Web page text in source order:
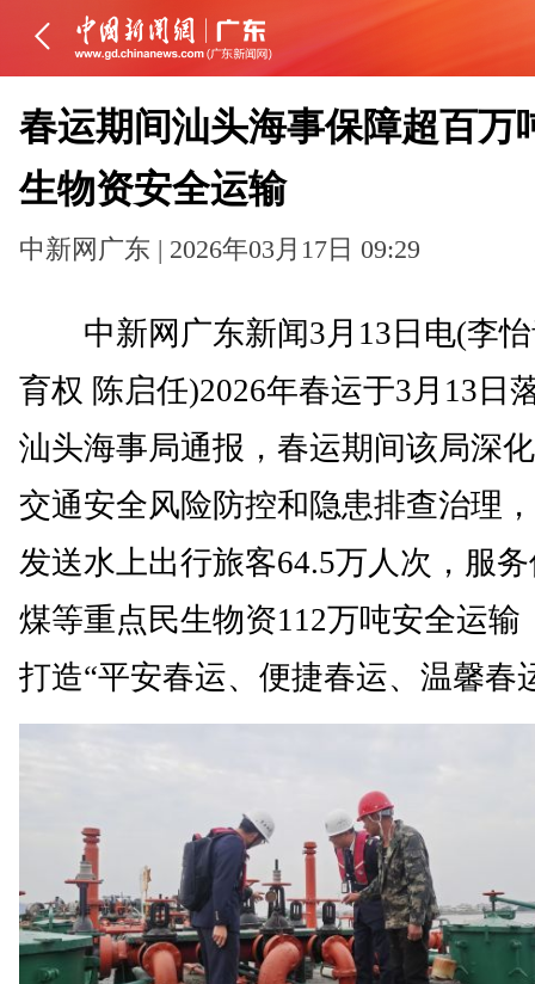
春运期间汕头海事保障超百万
生物资安全运输
中新网广东 | 2026年03月17日 09:29
中新网广东新闻3月13日电(李怡
育权 陈启任)2026年春运于3月13日
汕头海事局通报，春运期间该局深
交通安全风险防控和隐患排查治理
发送水上出行旅客64.5万人次，服
煤等重点民生物资112万吨安全运输
打造“平安春运、便捷春运、温馨春